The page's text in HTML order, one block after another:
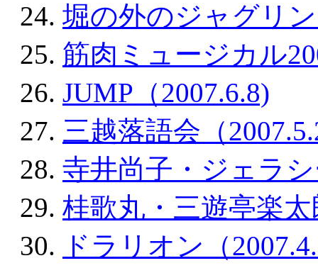
堀の外のジャグリ
筋肉ミュージカル
JUMP（2007.6.8)
三越落語会（
寺井尚子・ジェラ
桂歌丸・三遊亭楽
ドラリオン（